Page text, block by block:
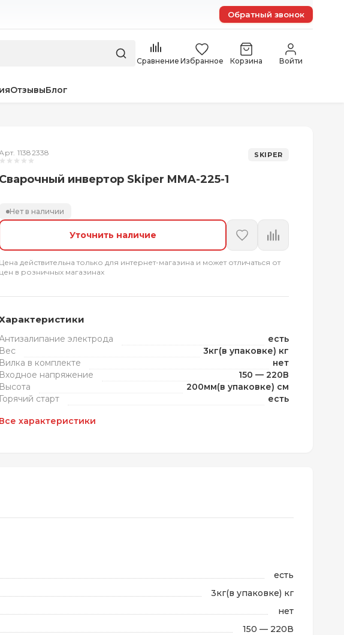
Обратный звонок
Сравнение Избранное Корзина Войти
ОтзывыБлог
11382338 SKIPER
Сварочный инвертор Skiper MMA-225-1
Нет в наличии
Уточнить наличие
Цена действительна только для интернет-магазина и может отличаться от
цен в розничных магазинах
электрода
есть
Вес
3кг(в упаковке) кг
Вилка в комплекте
нет
Входное напряжение
150 — 220В
Высота
200мм(в упаковке) см
Горячий старт
есть
Все характеристики
есть
3кг(в упаковке) кг
нет
150 — 220В